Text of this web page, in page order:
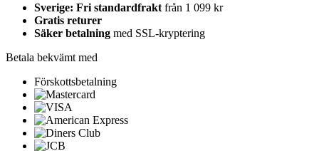
Sverige: Fri standardfrakt från 1 099 kr
Gratis returer
Säker betalning med SSL-kryptering
Betala bekvämt med
Förskottsbetalning